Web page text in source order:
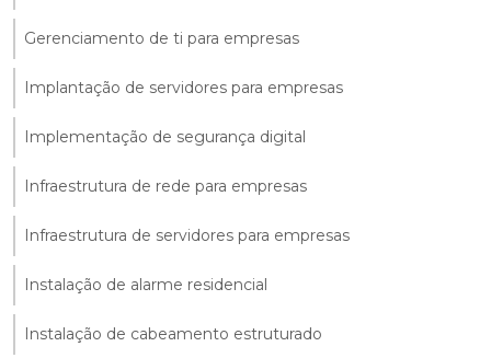
Gerenciamento de ti para empresas
Implantação de servidores para empresas
Implementação de segurança digital
Infraestrutura de rede para empresas
Infraestrutura de servidores para empresas
Instalação de alarme residencial
Instalação de cabeamento estruturado